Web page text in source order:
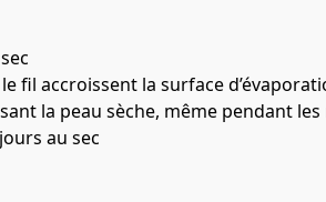
fil accroissent la surface
la peau sèche, même pendant
au sec